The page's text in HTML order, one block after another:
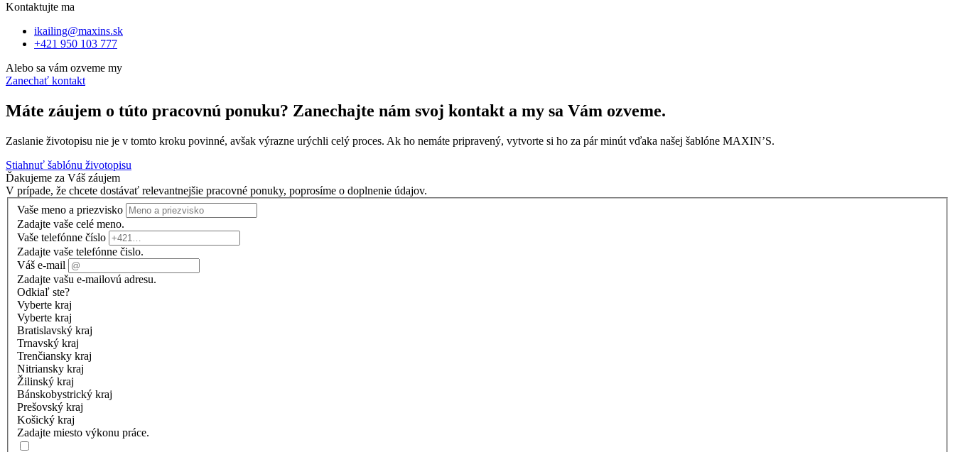
Kontaktujte ma
ikailing@maxins.sk
+421 950 103 777
Alebo sa vám ozveme my
Zanechať kontakt
Máte záujem o túto pracovnú ponuku? Zanechajte nám svoj kontakt a my sa Vám ozveme.
Zaslanie životopisu nie je v tomto kroku povinné, avšak výrazne urýchli celý proces. Ak ho nemáte pripravený, vytvorte si ho za pár minút vďaka našej šablóne MAXIN’S.
Stiahnuť šablónu životopisu
Ďakujeme za Váš záujem
V prípade, že chcete dostávať relevantnejšie pracovné ponuky, poprosíme o doplnenie údajov.
Vaše meno a priezvisko
Zadajte vaše celé meno.
Vaše telefónne číslo
Zadajte vaše telefónne čislo.
Váš e-mail
Zadajte vašu e-mailovú adresu.
Odkiaľ ste?
Vyberte kraj
Vyberte kraj
Bratislavský kraj
Trnavský kraj
Trenčiansky kraj
Nitriansky kraj
Žilinský kraj
Bánskobystrický kraj
Prešovský kraj
Košický kraj
Zadajte miesto výkonu práce.